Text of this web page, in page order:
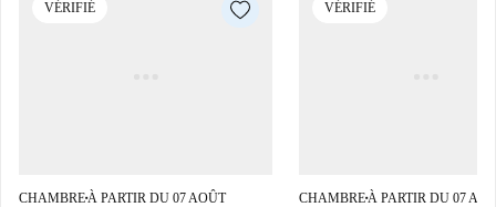
VÉRIFIÉ
CHAMBRE■À PARTIR DU 07 AOÛT
VÉRIFIÉ
CHAMBRE■À PARTIR DU 07